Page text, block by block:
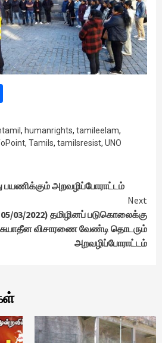
, humanrights, tamileelam,
, Tamils, tamilsresist, UNO
பயணிக்கும் அறவழிப்போராட்டம்
Next
03/2022) தமிழினப் படுகொலைக்கு
விசாரணை வேண்டி தொடரும்
அறவழிப்போராட்டம்